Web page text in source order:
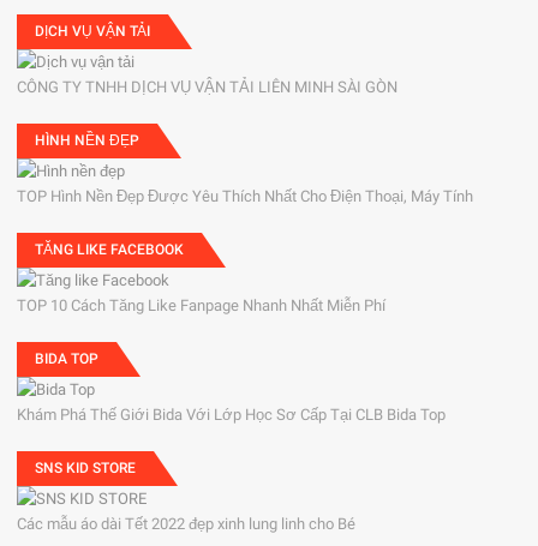
DỊCH VỤ VẬN TẢI
CÔNG TY TNHH DỊCH VỤ VẬN TẢI LIÊN MINH SÀI GÒN
HÌNH NỀN ĐẸP
TOP Hình Nền Đẹp Được Yêu Thích Nhất Cho Điện Thoại, Máy Tính
TĂNG LIKE FACEBOOK
TOP 10 Cách Tăng Like Fanpage Nhanh Nhất Miễn Phí
BIDA TOP
Khám Phá Thế Giới Bida Với Lớp Học Sơ Cấp Tại CLB Bida Top
SNS KID STORE
Các mẫu áo dài Tết 2022 đẹp xinh lung linh cho Bé